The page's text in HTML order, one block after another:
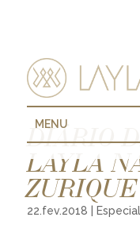
MENU
DIÁRIO
LAYLA
ZURIQUE
22.fev.2018 Especial